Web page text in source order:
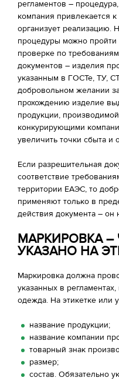
регламентов –
компания привлекается к
организует реализацию.
процедуры можно
проверке по
документов – изделия
указанным в ГОСТе, ТУ,
добровольном желании
прохождению изделие
продукции,
конкурирующими
увеличить точки сбыта
Если разрешительная
соответствие
территории ЕАЭС, то
применяют только в
действия документа –
МАРКИРОВКА
УКАЗАНО НА
Маркировка должна
указанных в
одежда. На этикетке или
название продукции;
название компании
товарный знак
размер;
состав. Обязательно